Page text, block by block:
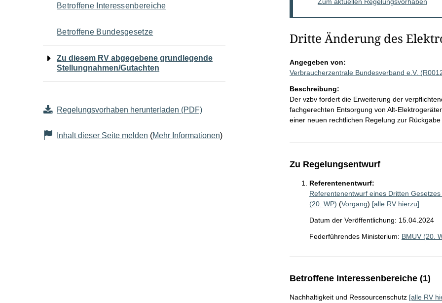
Seiteninhalt
Betroffene Interessenbereiche
Betroffene Bundesgesetze
Zu diesem RV abgegebene grundlegende
Stellungnahmen/Gutachten
Regelungsvorhaben herunterladen (PDF)
Inhalt dieser Seite melden (Mehr Informationen)
Dritte Änderung des
Angegeben von:
Verbraucherzentrale Bundesverband e.V.
Beschreibung:
Der vzbv fordert die Erweiterung der
fachgerechten Entsorgung von Alt-
einer neuen rechtlichen Regelung zur
Zu Regelungsentwurf
Referentenentwurf:
Referentenentwurf eines Dritten
(20. WP) (Vorgang) [alle RV hierzu]
Datum der Veröffentlichung: 15.04.2024
Federführendes Ministerium: BMUV (20.
Betroffene Interessenbereiche (1)
Nachhaltigkeit und Ressourcenschutz [alle RV